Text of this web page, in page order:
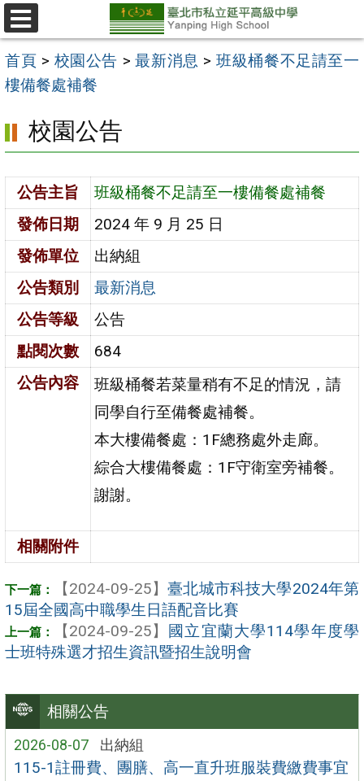
跳
至
主
要
區
選
單
首頁 > 校園公告 >最新消息 > 班級桶餐不足請至一
樓備餐處補餐
相關公告
2026-08-07 出納組
115-1註冊費、團膳、高一直升班服裝費繳費事宜
校園公告
公告主旨
班級桶餐不足請至一樓備餐處補餐
發佈日期
2024 年 9 月 25 日
發佈單位
出納組
公告類別
最新消息
公告等級
公告
點閱次數
684
公告內容
班級桶餐若菜量稍有不足的情況，請
同學自行至備餐處補餐。
本大樓備餐處：1F總務處外走廊。
綜合大樓備餐處：1F守衛室旁補餐。
謝謝。
相關附件
【2024-09-25】 臺北城市科技大學2024年第
15屆全國高中職學生日語配音比賽
【2024-09-25】 國立宜蘭大學114學年度學
士班特殊選才招生資訊暨招生說明會